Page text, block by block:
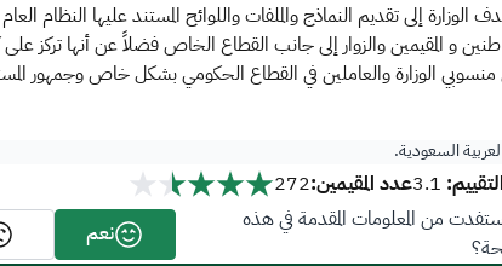
الوزارة إلى تقديم النماذج والملفات واللوائح المستند عليها النظام
و المقيمين والزوار إلى جانب القطاع الخاص فضلاً عن أنها تركز
الوزارة والعاملين في القطاع الحكومي بشكل خاص وجمهور
السعودية.
3.1عدد المقيمين:272
من المعلومات المقدمة في هذه
نعم